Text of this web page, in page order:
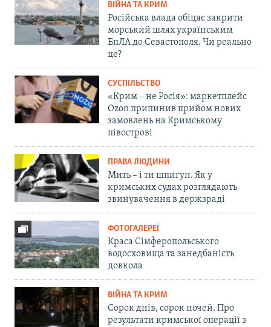
ВІЙНА ТА КРИМ
Російська влада обіцяє закрити
морський шлях українським
БпЛА до Севастополя. Чи реально
це?
СУСПІЛЬСТВО
«Крим – не Росія»: маркетплейс
Ozon припинив прийом нових
замовлень на Кримському
півострові
ПРАВА ЛЮДИНИ
Мить – і ти шпигун. Як у
кримських судах розглядають
звинувачення в держзраді
ФОТОГАЛЕРЕЇ
Краса Сімферопольського
водосховища та занедбаність
довкола
ВІЙНА ТА КРИМ
Сорок днів, сорок ночей. Про
результати кримської операції з